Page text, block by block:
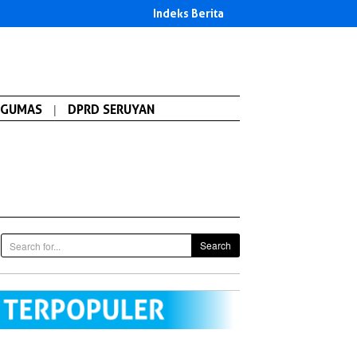
Indeks Berita
GUMAS | DPRD SERUYAN
Search